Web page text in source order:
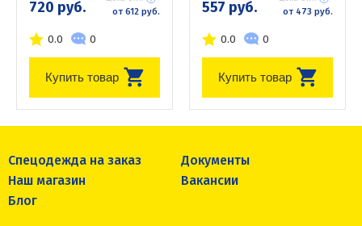
720 руб. от 612 руб.
0.0 0
Купить товар
557 руб. от 473 руб.
0.0 0
Купить товар
Спецодежда на заказ
Документы
Наш магазин
Вакансии
Блог